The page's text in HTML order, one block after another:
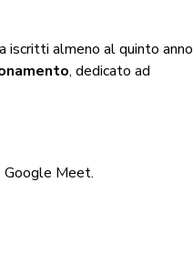
iscritti almeno al quinto anno
, dedicato ad
Google Meet.